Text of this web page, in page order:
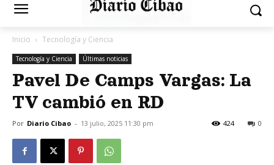
Inicio Tecnología y Ciencia
Tecnología y Ciencia Últimas noticias
Pavel De Camps Vargas: La
TV cambió en RD
Por Diario Cibao - 13 julio, 2025 11:30 pm 0
424